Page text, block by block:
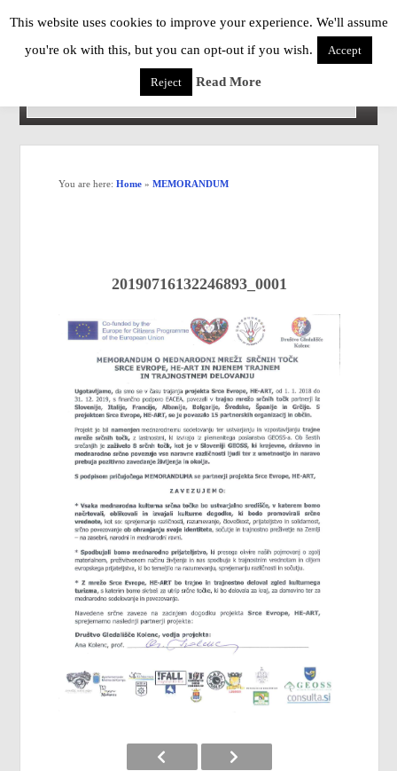
You are here: Home» MEMORANDUM
20190716132246893_0001
This website uses cookies to improve your experience. We'll assume
you're ok with this, but you can opt-out if you wish.
Accept
Reject Read More